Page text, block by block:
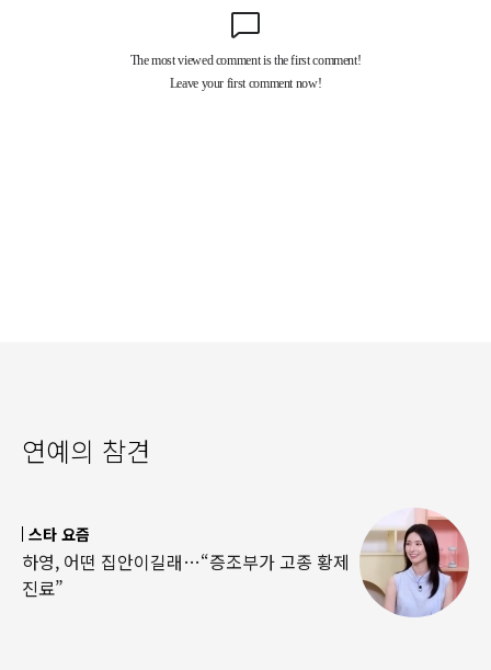
연예의 참견
스타 요즘
하영, 어떤 집안이길래…“증조부가 고종 황제
진료”